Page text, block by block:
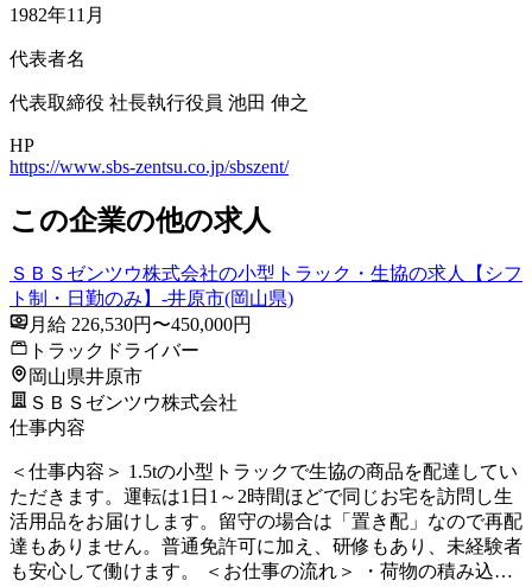
1982年11月
代表者名
代表取締役 社長執行役員 池田 伸之
HP
https://www.sbs-zentsu.co.jp/sbszent/
この企業の他の求人
ＳＢＳゼンツウ株式会社の小型トラック・生協の求人【シフ
ト制・日勤のみ】-井原市(岡山県)
月給 226,530円〜450,000円
トラックドライバー
岡山県井原市
ＳＢＳゼンツウ株式会社
仕事内容
＜仕事内容＞ 1.5tの小型トラックで生協の商品を配達してい
ただきます。運転は1日1～2時間ほどで同じお宅を訪問し生
活用品をお届けします。留守の場合は「置き配」なので再配
達もありません。普通免許可に加え、研修もあり、未経験者
も安心して働けます。 ＜お仕事の流れ＞ ・荷物の積み込…